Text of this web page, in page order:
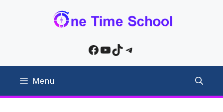
Facebook
YouTube
TikTokTelegram
Menu